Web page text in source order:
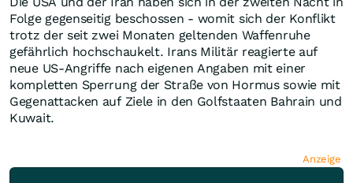
Folge gegenseitig beschossen - womit sich der Konflikt
trotz der seit zwei Monaten geltenden Waffenruhe
gefährlich hochschaukelt. Irans Militär reagierte auf
neue US-Angriffe nach eigenen Angaben mit einer
kompletten Sperrung der Straße von Hormus sowie mit
Gegenattacken auf Ziele in den Golfstaaten Bahrain und
Kuwait.
Anzeige